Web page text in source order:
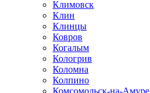
Климовск
Клин
Клинцы
Ковров
Когалым
Кологрив
Коломна
Колпино
Комсомольск-на-Амуре